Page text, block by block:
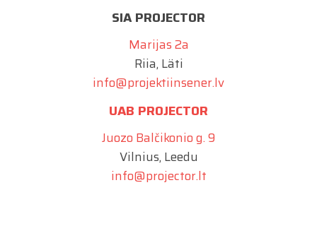
SIA PROJECTOR
Marijas 2a
Riia, Läti
info@projektiinsener.lv
UAB PROJECTOR
Juozo Balčikonio g. 9
Vilnius, Leedu
info@projector.lt